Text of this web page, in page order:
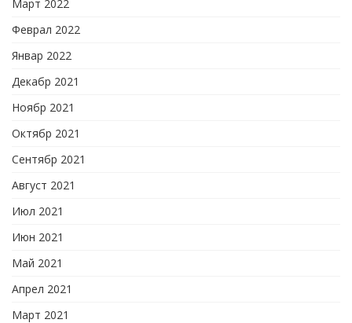
Март 2022
Феврал 2022
Январ 2022
Декабр 2021
Ноябр 2021
Октябр 2021
Сентябр 2021
Август 2021
Июл 2021
Июн 2021
Май 2021
Апрел 2021
Март 2021